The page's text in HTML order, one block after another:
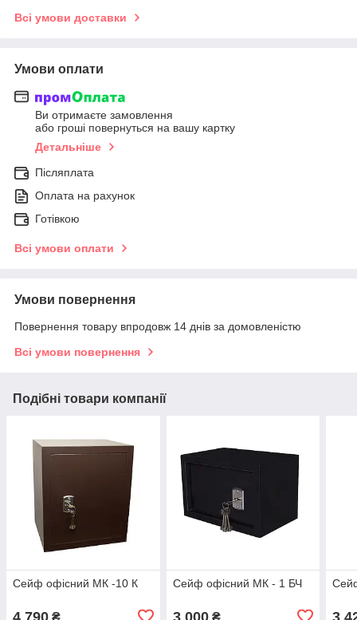
Всі умови доставки
Умови оплати
Ви отримаєте замовлення
або гроші повернуться на вашу картку
Детальніше
Післяплата
Оплата на рахунок
Готівкою
Всі умови оплати
Умови повернення
Повернення товару впродовж 14 днів за домовленістю
Всі умови повернення
Подібні товари компанії
Сейф офісний МК -10 К
4 790 ₴
Сейф офісний МК - 1 БЧ
3 000₴ 3